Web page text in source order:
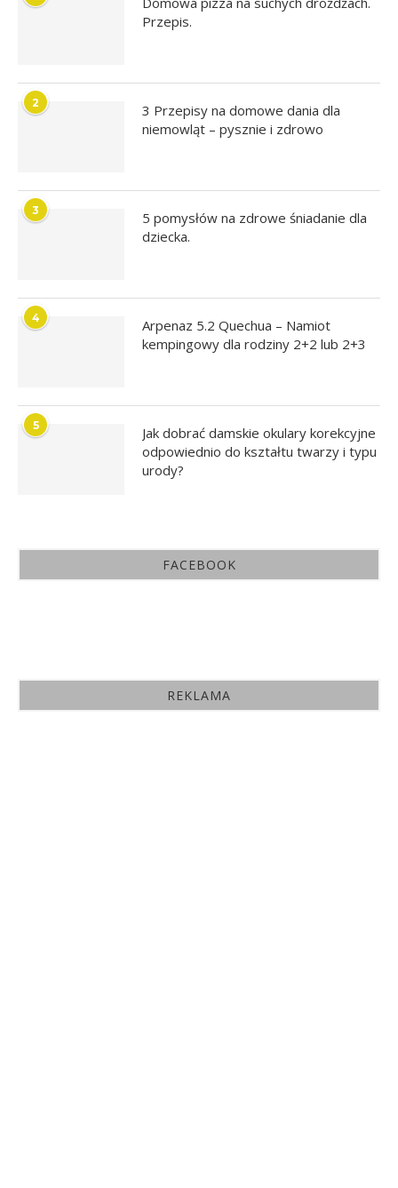
Przepis.
2
3 Przepisy na domowe dania dla
niemowląt – pysznie i zdrowo
3
5 pomysłów na zdrowe śniadanie dla
dziecka.
4
Arpenaz 5.2 Quechua – Namiot
kempingowy dla rodziny 2+2 lub 2+3
5
Jak dobrać damskie okulary korekcyjne
odpowiednio do kształtu twarzy i typu
urody?
FACEBOOK
REKLAMA